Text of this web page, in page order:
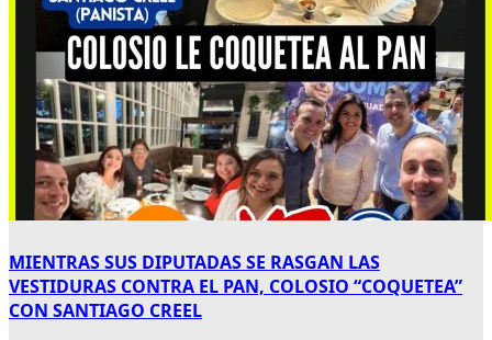
MIENTRAS SUS DIPUTADAS SE RASGAN LAS
VESTIDURAS CONTRA EL PAN, COLOSIO “COQUETEA”
CON SANTIAGO CREEL